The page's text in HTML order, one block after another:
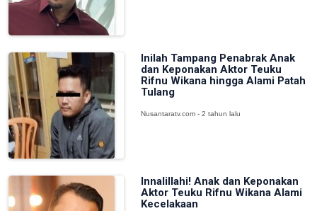
Inilah Tampang Penabrak Anak
dan Keponakan Aktor Teuku
Rifnu Wikana hingga Alami Patah
Tulang
Nusantaratv.com - 2 tahun lalu
Innalillahi! Anak dan Keponakan
Aktor Teuku Rifnu Wikana Alami
Kecelakaan